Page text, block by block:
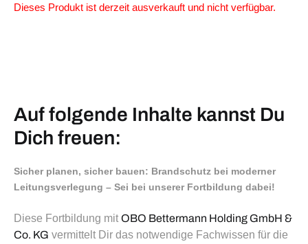
Dieses Produkt ist derzeit ausverkauft und nicht verfügbar.
Auf folgende Inhalte kannst Du
Dich freuen:
Sicher planen, sicher bauen: Brandschutz bei moderner
Leitungsverlegung – Sei bei unserer Fortbildung dabei!
Diese Fortbildung mit OBO Bettermann Holding GmbH &
Co. KG vermittelt Dir das notwendige Fachwissen für die